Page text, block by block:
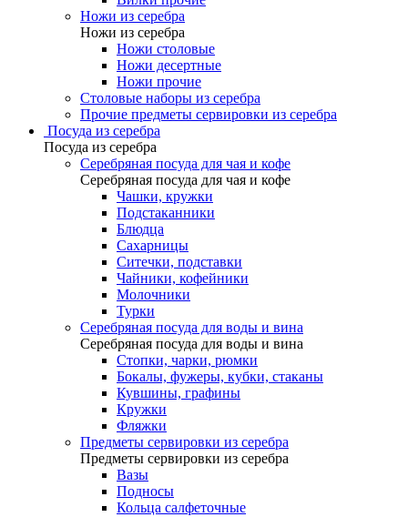
Ножи из серебра
Ножи из серебра
Ножи столовые
Ножи десертные
Ножи прочие
Столовые наборы из серебра
Прочие предметы сервировки из серебра
Посуда из серебра
Посуда из серебра
Серебряная посуда для чая и кофе
Серебряная посуда для чая и кофе
Чашки, кружки
Подстаканники
Блюдца
Сахарницы
Ситечки, подставки
Чайники, кофейники
Молочники
Турки
Серебряная посуда для воды и вина
Серебряная посуда для воды и вина
Стопки, чарки, рюмки
Бокалы, фужеры, кубки, стаканы
Кувшины, графины
Кружки
Фляжки
Предметы сервировки из серебра
Предметы сервировки из серебра
Вазы
Подносы
Кольца салфеточные